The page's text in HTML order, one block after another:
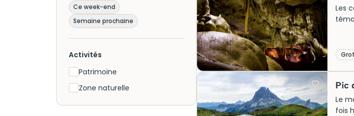
Ce week-end
Semaine prochaine
Activités
Patrimoine
Zone naturelle
Les
vos
Pic
Le
fois